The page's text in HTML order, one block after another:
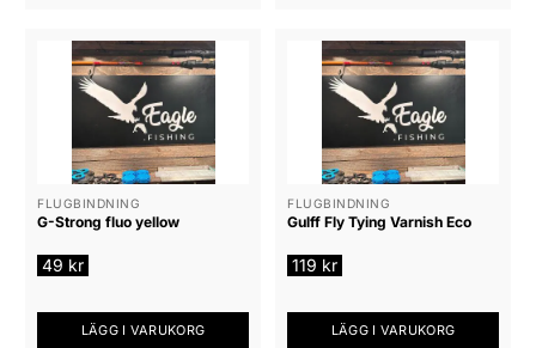
FLUGBINDNING
G-Strong fluo yellow
49 kr
LÄGG I VARUKORG
FLUGBINDNING
Gulff Fly Tying Varnish Eco
119 kr
LÄGG I VARUKORG